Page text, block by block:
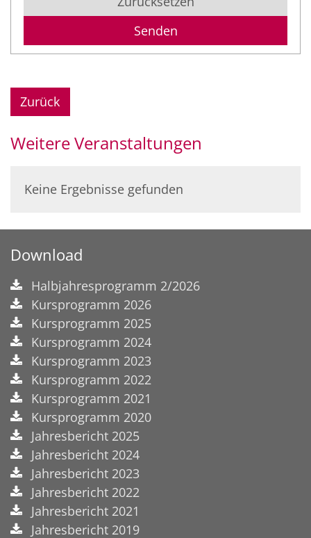
Zurück
Weitere Veranstaltungen
Keine Ergebnisse gefunden
Download
Halbjahresprogramm 2/2026
Kursprogramm 2026
Kursprogramm 2025
Kursprogramm 2024
Kursprogramm 2023
Kursprogramm 2022
Kursprogramm 2021
Kursprogramm 2020
Jahresbericht 2025
Jahresbericht 2024
Jahresbericht 2023
Jahresbericht 2022
Jahresbericht 2021
Jahresbericht 2019